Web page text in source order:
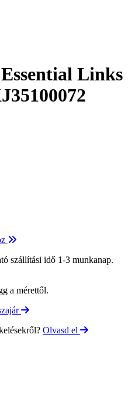
Links
szállítási idő 1-3 munkanap.
a mérettől.
Olvasd el